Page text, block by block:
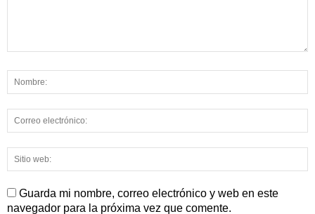
Guarda mi nombre, correo electrónico y web en este
navegador para la próxima vez que comente.